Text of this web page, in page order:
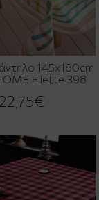
145x180cm
Eliette 398
22,75€